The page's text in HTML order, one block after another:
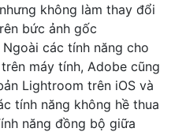
không làm thay đổi
bức ảnh gốc
các tính năng cho
máy tính, Adobe cũng
Lightroom trên iOS và
tính năng không hề thua
năng đồng bộ giữa